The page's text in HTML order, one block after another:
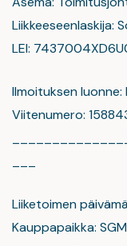
Liikkeeseenlaskija:
LEI:
Ilmoituksen luonne:
Viitenumero:
Liiketoimen
Kauppapaikka: